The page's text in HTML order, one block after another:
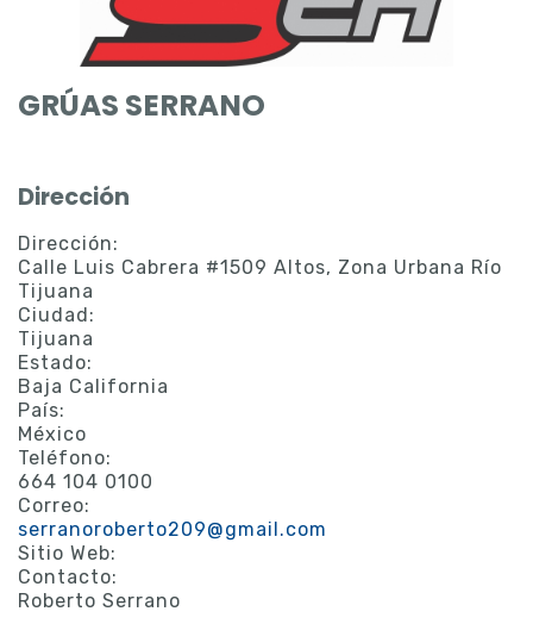
GRÚAS SERRANO
Dirección
Dirección:
Calle Luis Cabrera #1509 Altos, Zona Urbana Río
Tijuana
Ciudad:
Tijuana
Estado:
Baja California
País:
México
Teléfono:
664 104 0100
Correo:
serranoroberto209@gmail.com
Sitio Web:
Contacto:
Roberto Serrano